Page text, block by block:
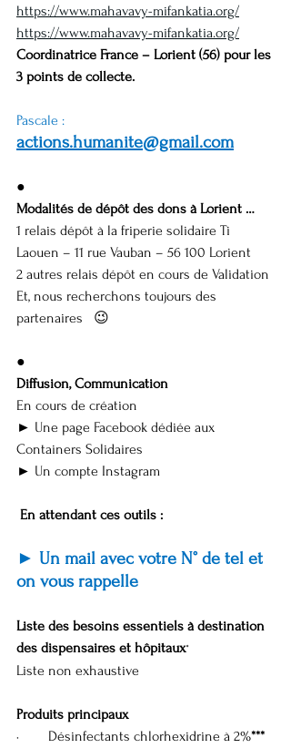
https://www.mahavavy-mifankatia.org/
https://www.mahavavy-mifankatia.org/
Coordinatrice France – Lorient (56) pour les
3 points de collecte.
Pascale :
actions.humanite@gmail.com
●
Modalités de dépôt des dons à Lorient …
1 relais dépôt à la friperie solidaire Ti
Laouen – 11 rue Vauban – 56 100 Lorient
2 autres relais dépôt en cours de Validation
Et, nous recherchons toujours des
partenaires   😉
●
Diffusion, Communication
En cours de création
► Une page Facebook dédiée aux
Containers Solidaires
► Un compte Instagram
En attendant ces outils :
► Un mail avec votre N° de tel et
on vous rappelle
Liste des besoins essentiels à destination
des dispensaires et hôpitaux*
Liste non exhaustive
Produits principaux
·        Désinfectants chlorhexidrine à 2%***